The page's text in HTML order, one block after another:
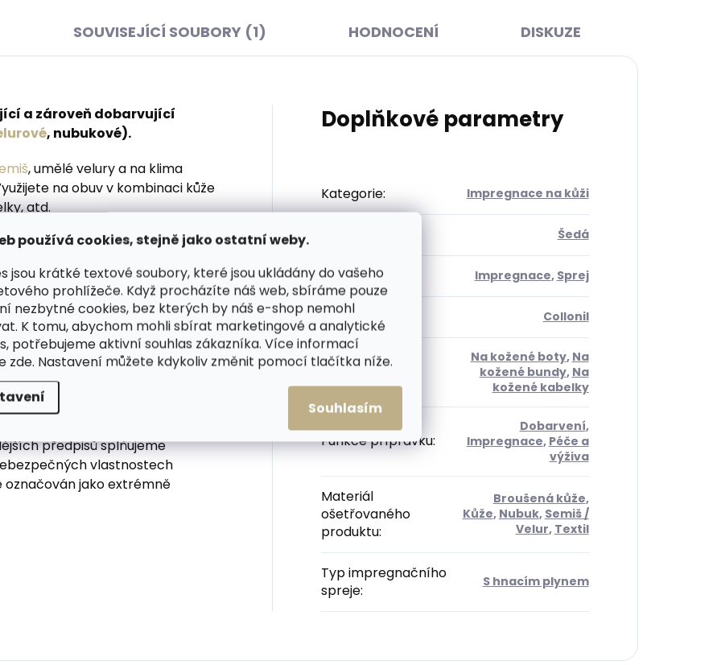
používá cookies, stejně jako ostatní weby.
jsou krátké textové soubory, které jsou ukládány do vašeho
prohlížeče. Když procházíte náš web, sbíráme pouze
nezbytné cookies, bez kterých by náš e-shop nemohl
K tomu, abychom mohli sbírat marketingové a analytické
potřebujeme aktivní souhlas zákazníka. Více informací
zde. Nastavení můžete kdykoliv změnit pomocí tlačítka níže.
Souhlasím
SOUVISEJÍCÍ SOUBORY (1) HODNOCENÍ DISKUZE
a zároveň dobarvující
, nubukové).
, umělé velury a na klima
na obuv v kombinaci kůže
atd.
velurových usních. V barevných
z 20 cm na ošetřovaný povrch,
můžeteuseňvyčesat
Cleaner.
PO KLIKNUTÍ NA ZÁLOŽKU
356/2003 Sb. o chemických
předpisů splňujeme
vlastnostech
označován jako extrémně
Doplňkové parametry
Kategorie: Impregnace na kůži
Šedá
Typ produktu Impregnace, Sprej
Výrobce Collonil
Využití :
Na kožené boty, Na
kožené bundy, Na
kožené kabelky
Funkce přípravku:
Dobarvení,
Impregnace, Péče a
výživa
Materiál
ošetřovaného
produktu:
Broušená kůže,
Kůže, Nubuk, Semiš /
Velur, Textil
Typ impregnačního
spreje: S hnacím plynem